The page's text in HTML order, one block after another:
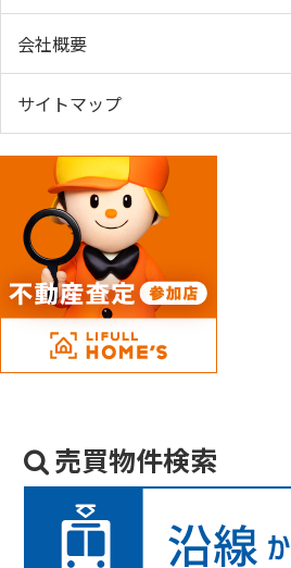
会社概要
サイトマップ
売買物件検索